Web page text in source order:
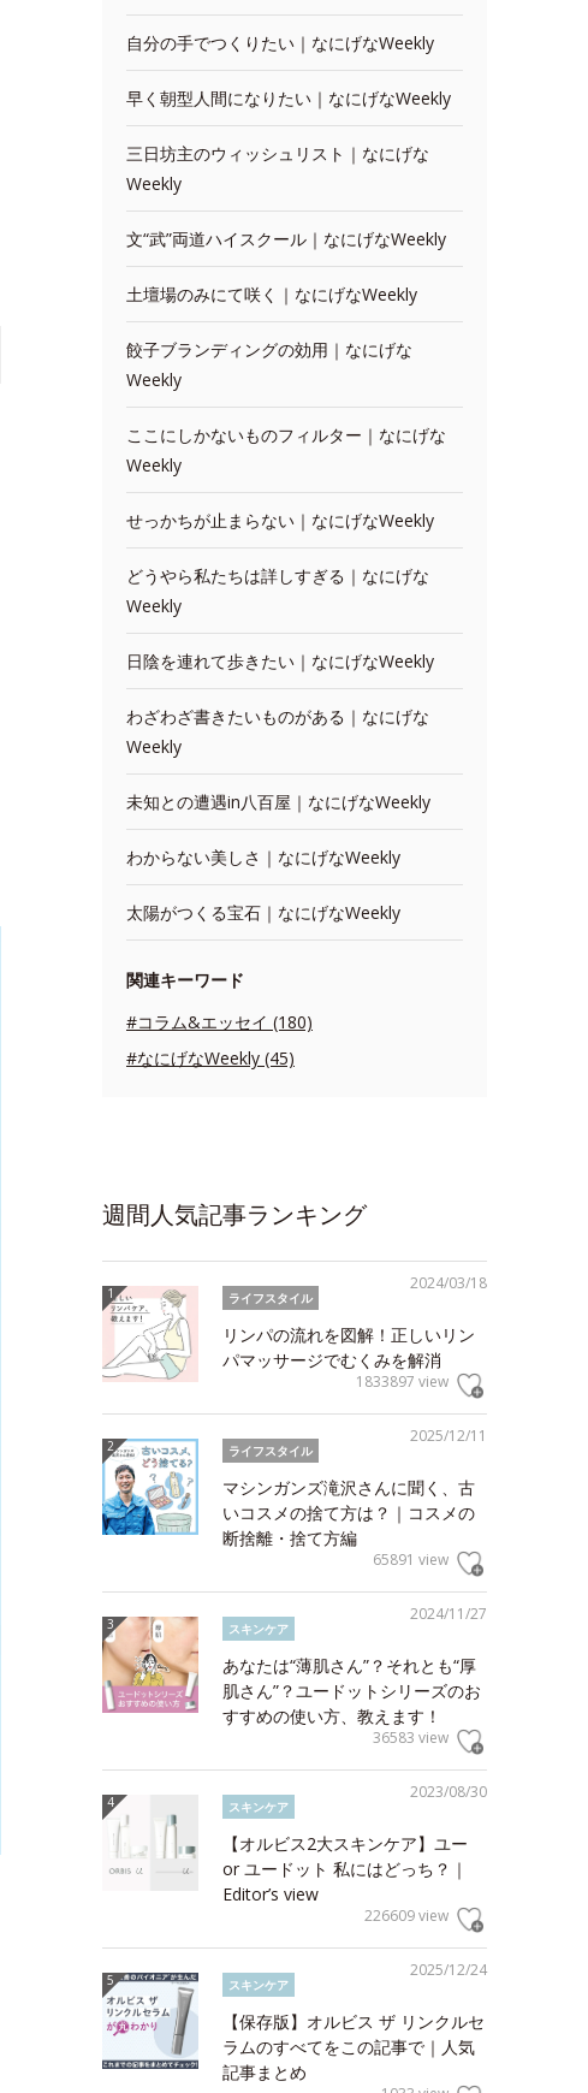
自分の手でつくりたい｜なにげなWeekly
早く朝型人間になりたい｜なにげなWeekly
三日坊主のウィッシュリスト｜なにげな
Weekly
文“武”両道ハイスクール｜なにげなWeekly
土壇場のみにて咲く｜なにげなWeekly
餃子ブランディングの効用｜なにげな
Weekly
ここにしかないものフィルター｜なにげな
Weekly
せっかちが止まらない｜なにげなWeekly
どうやら私たちは詳しすぎる｜なにげな
Weekly
日陰を連れて歩きたい｜なにげなWeekly
わざわざ書きたいものがある｜なにげな
Weekly
未知との遭遇in八百屋｜なにげなWeekly
わからない美しさ｜なにげなWeekly
太陽がつくる宝石｜なにげなWeekly
関連キーワード
#コラム&エッセイ (180)
#なにげなWeekly (45)
週間人気記事ランキング
2024/03/18
ライフスタイル
リンパの流れを図解！正しいリン
パマッサージでむくみを解消
1833897 view
2025/12/11
ライフスタイル
マシンガンズ滝沢さんに聞く、古
いコスメの捨て方は？｜コスメの
断捨離・捨て方編
65891 view
2024/11/27
スキンケア
あなたは“薄肌さん”？それとも“厚
肌さん”？ユードットシリーズのお
すすめの使い方、教えます！
36583 view
2023/08/30
スキンケア
【オルビス2大スキンケア】ユー
or ユードット 私にはどっち？｜
Editor’s view
226609 view
2025/12/24
スキンケア
【保存版】オルビス ザ リンクルセ
ラムのすべてをこの記事で｜人気
記事まとめ